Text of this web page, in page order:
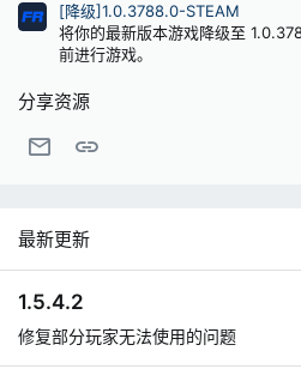
[降级]1.0.3788.0-STEAM
将你的最新版本游戏降级至
前进行游戏。
分享资源
邮件
最新更新
1.5.4.2
修复部分玩家无法使用的问题